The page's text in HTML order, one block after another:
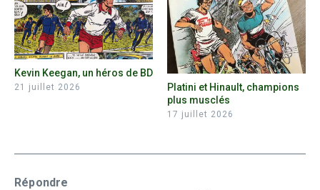
Kevin Keegan, un héros de BD
21 juillet 2026
Platini et Hinault, champions
plus musclés
17 juillet 2026
Répondre